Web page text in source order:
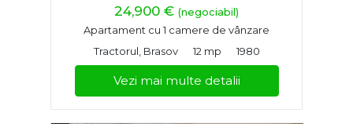
24,900 € (negociabil)
Apartament cu 1 camere de vânzare
Tractorul, Brasov
12 mp 1980
Vezi mai multe detalii